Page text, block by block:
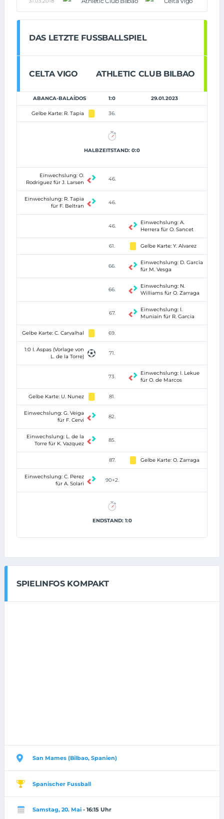
DAS LETZTE FUSSBALLSPIEL
CELTA VIGO ATHLETIC CLUB BILBAO
ABANCA-BALAÍDOS 1:0 29.01.2023
Gelbe Karte: R. Tapia 36.
HALBZEITSTAND: 0:0
Einwechslung: O.
Rodriguez für J. Larsen
46.
Einwechslung: R. Tapia
für F. Beltran
46.
46.
Einwechslung: A.
Herrera für O. Sancet
61. Gelbe Karte: Y. Alvarez
66.
Einwechslung: D. Garcia
für M. Vesga
66.
Einwechslung: N.
Williams für O. Zarraga
67.
Einwechslung: I.
Muniain für R. Garcia
Gelbe Karte: C. Carvalhal 69.
1:0 I. Aspas (Vorlage von
L. de la Torre)
71.
73.
Einwechslung: I. Lekue
für O. de Marcos
Gelbe Karte: U. Nunez 81.
Einwechslung: G. Veiga
für F. Cervi
82.
Einwechslung: L. de la
Torre für K. Vazquez
85.
87. Gelbe Karte: O. Zarraga
Einwechslung: C. Perez
für A. Solari
90+2.
ENDSTAND: 1:0
SPIELINFOS KOMPAKT
San Mames (Bilbao, Spanien)
Spanischer Fussball
Samstag, 20. Mai - 16:15 Uhr